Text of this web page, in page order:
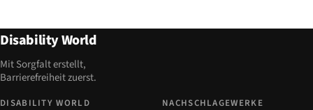
Disability World
Mit Sorgfalt erstellt,
Barrierefreiheit zuerst.
DISABILITY WORLD NACHSCHLAGEWERKE